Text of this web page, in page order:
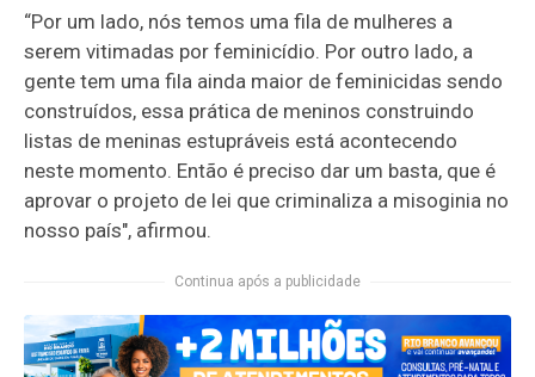
“Por um lado, nós temos uma fila de mulheres a
serem vitimadas por feminicídio. Por outro lado, a
gente tem uma fila ainda maior de feminicidas sendo
construídos, essa prática de meninos construindo
listas de meninas estupráveis está acontecendo
neste momento. Então é preciso dar um basta, que é
aprovar o projeto de lei que criminaliza a misoginia no
nosso país", afirmou.
Continua após a publicidade